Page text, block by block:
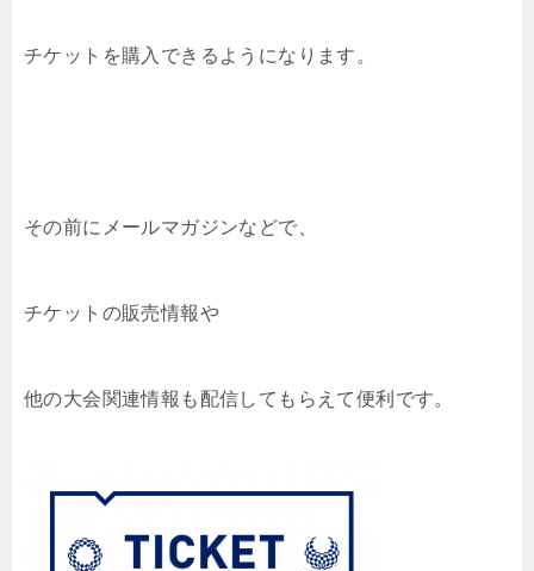
チケットを購入できるようになります。
その前にメールマガジンなどで、
チケットの販売情報や
他の大会関連情報も配信してもらえて便利です。